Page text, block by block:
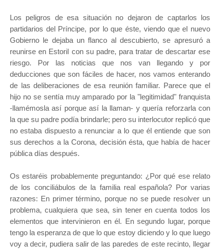
Los peligros de esa situación no dejaron de captarlos los
partidarios del Príncipe, por lo que éste, viendo que el nuevo
Gobierno le dejaba un flanco al descubierto, se apresuró a
reunirse en Estoril con su padre, para tratar de descartar ese
riesgo. Por las noticias que nos van llegando y por
deducciones que son fáciles de hacer, nos vamos enterando
de las deliberaciones de esa reunión familiar. Parece que el
hijo no se sentía muy amparado por la "legitimidad" franquista
-llamémosla así porque así la llaman- y quería reforzarla con
la que su padre podía brindarle; pero su interlocutor replicó que
no estaba dispuesto a renunciar a lo que él entiende que son
sus derechos a la Corona, decisión ésta, que había de hacer
pública días después.
Os estaréis probablemente preguntando: ¿Por qué ese relato
de los conciliábulos de la familia real española? Por varias
razones: En primer término, porque no se puede resolver un
problema, cualquiera que sea, sin tener en cuenta todos los
elementos que intervinieron en él. En segundo lugar, porque
tengo la esperanza de que lo que estoy diciendo y lo que luego
voy a decir, pudiera salir de las paredes de este recinto, llegar